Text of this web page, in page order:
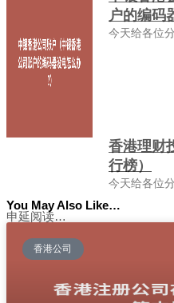
户的编码
今天给各位
香港理财
行榜）
今天给各位
You May Also Like…
申延阅读…
香港公司